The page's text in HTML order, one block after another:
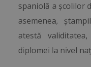
spaniolă a școlilor
asemenea,
atestă
diplomei la nivel